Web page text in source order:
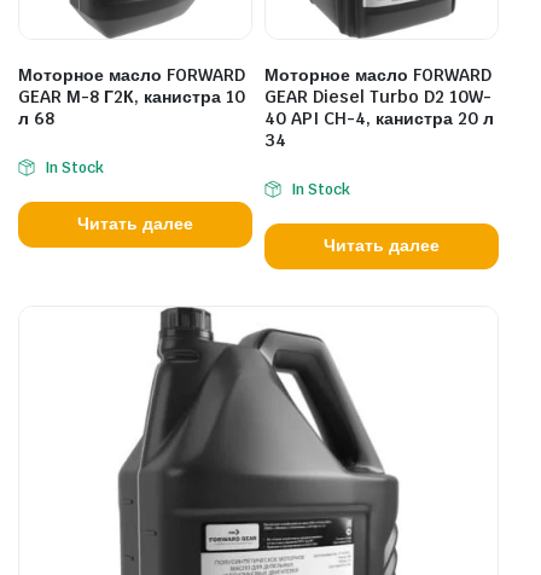
Моторное масло FORWARD
GEAR М-8 Г2К, канистра 10
л 68
In Stock
Читать далее
Моторное масло FORWARD
GEAR Diesel Turbo D2 10W-
40 API CH-4, канистра 20 л
34
In Stock
Читать далее